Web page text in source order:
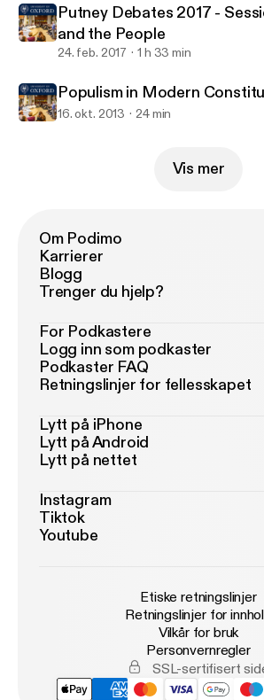
Putney Debates 2017 -
and the People
24. feb. 2017 1 h 33 min
Populism in Modern
16. okt. 2013 24 min
Vis mer
Om Podimo
Karrierer
Blogg
Trenger du hjelp?
For Podkastere
Logg inn som podkaster
Podkaster FAQ
Retningslinjer for fellesskapet
Lytt på iPhone
Lytt på Android
Lytt på nettet
Instagram
Tiktok
Youtube
Etiske retningslinjer
Retningslinjer for
Vilkår for bruk
Personvernregler
SSL-sertifisert